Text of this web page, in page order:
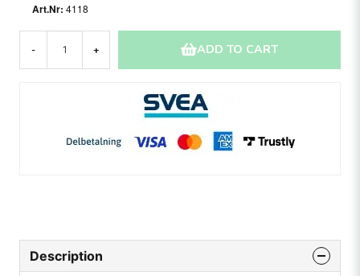
4118
- + ADD TO CART
Description